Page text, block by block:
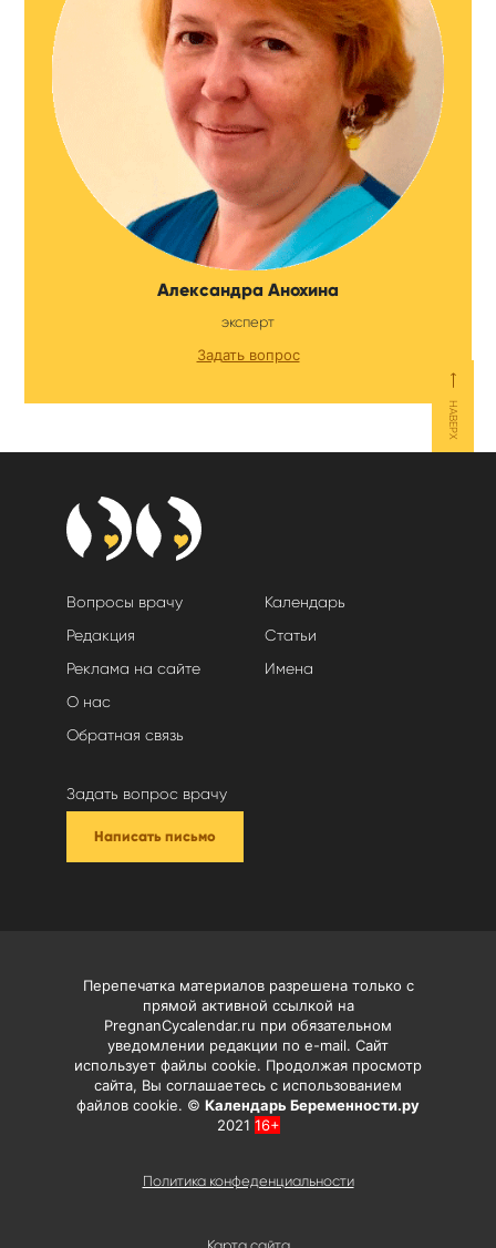
Александра Анохина
эксперт
Задать вопрос
⟵
НАВЕРХ
Вопросы врачу
Редакция
Реклама на сайте
О нас
Обратная связь
Календарь
Статьи
Имена
Задать вопрос врачу
Написать письмо
Перепечатка материалов разрешена только с
прямой активной ссылкой на
PregnanCycalendar.ru при обязательном
уведомлении редакции по e-mail. Сайт
использует файлы cookie. Продолжая просмотр
сайта, Вы соглашаетесь с использованием
файлов cookie. © Календарь Беременности.ру
2021 16+
Политика конфеденциальности